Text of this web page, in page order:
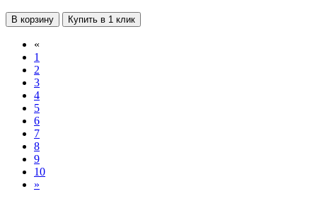
В корзину Купить в 1 клик
«
1
2
3
4
5
6
7
8
9
10
»